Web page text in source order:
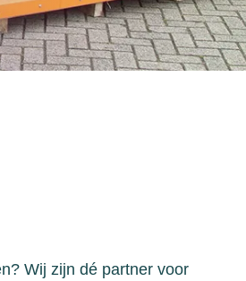
Wij zijn dé partner voor